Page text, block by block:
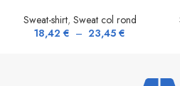
Sweat-shirt, Sweat col rond
18,42 € – 23,45 €